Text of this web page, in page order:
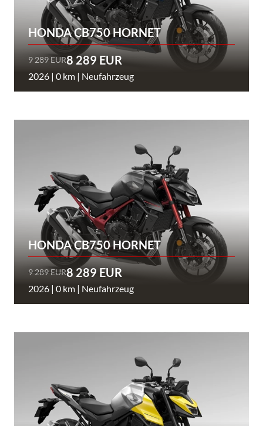
HONDA CB750 HORNET
9 289 EUR8 289 EUR
2026 | 0 km | Neufahrzeug
HONDA CB750 HORNET
9 289 EUR8 289 EUR
2026 | 0 km | Neufahrzeug